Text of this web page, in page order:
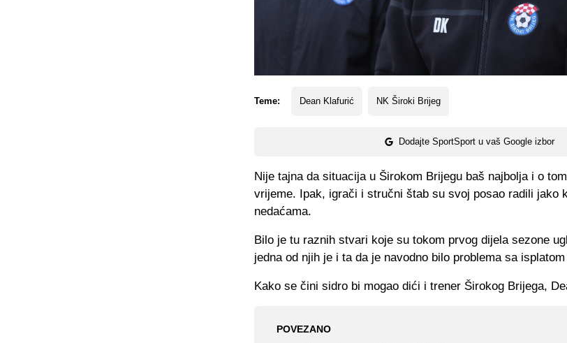
Teme: Dean Klafurić NK Široki Brijeg
Dodajte SportSport u vaš Google izbor
Nije tajna da situacija u Širokom Brijegu baš najbolja i o
vrijeme. Ipak, igrači i stručni štab su svoj posao radili jako
nedaćama.
Bilo je tu raznih stvari koje su tokom prvog dijela sezone
jedna od njih je i ta da je navodno bilo problema sa
Kako se čini sidro bi mogao dići i trener Širokog Brijega,
POVEZANO